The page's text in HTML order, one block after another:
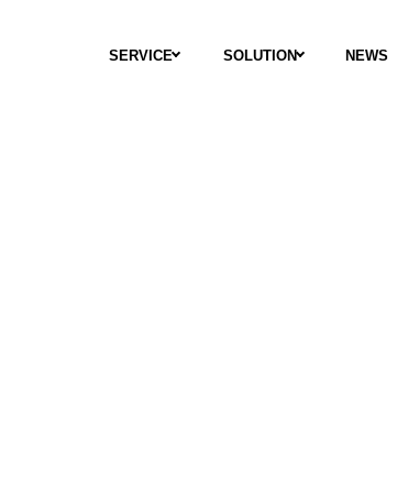
SERVICE SOLUTION NEWS